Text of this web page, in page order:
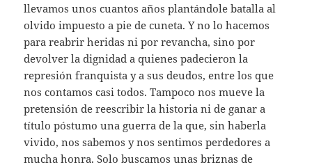
llevamos unos cuantos años plantándole batalla al
olvido impuesto a pie de cuneta. Y no lo hacemos
para reabrir heridas ni por revancha, sino por
devolver la dignidad a quienes padecieron la
represión franquista y a sus deudos, entre los que
nos contamos casi todos. Tampoco nos mueve la
pretensión de reescribir la historia ni de ganar a
título póstumo una guerra de la que, sin haberla
vivido, nos sabemos y nos sentimos perdedores a
mucha honra. Solo buscamos unas briznas de